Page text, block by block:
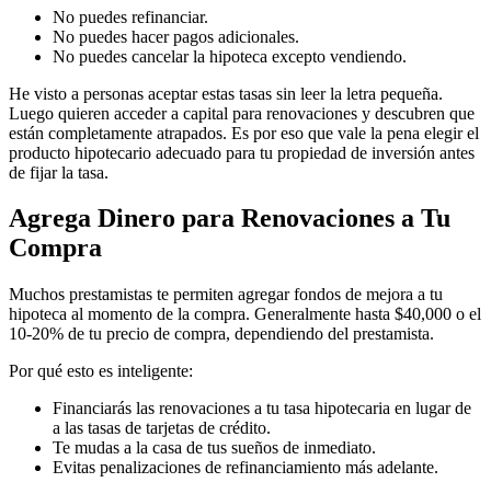
No puedes refinanciar.
No puedes hacer pagos adicionales.
No puedes cancelar la hipoteca excepto vendiendo.
He visto a personas aceptar estas tasas sin leer la letra pequeña.
Luego quieren acceder a capital para renovaciones y descubren que
están completamente atrapados. Es por eso que vale la pena elegir el
producto hipotecario adecuado para tu propiedad de inversión antes
de fijar la tasa.
Agrega Dinero para Renovaciones a Tu
Compra
Muchos prestamistas te permiten agregar fondos de mejora a tu
hipoteca al momento de la compra. Generalmente hasta $40,000 o el
10-20% de tu precio de compra, dependiendo del prestamista.
Por qué esto es inteligente:
Financiarás las renovaciones a tu tasa hipotecaria en lugar de
a las tasas de tarjetas de crédito.
Te mudas a la casa de tus sueños de inmediato.
Evitas penalizaciones de refinanciamiento más adelante.